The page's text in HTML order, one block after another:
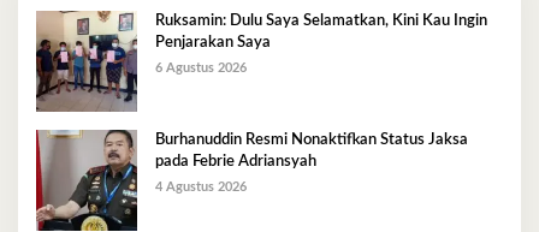
Ruksamin: Dulu Saya Selamatkan, Kini Kau Ingin
Penjarakan Saya
6 Agustus 2026
Burhanuddin Resmi Nonaktifkan Status Jaksa
pada Febrie Adriansyah
4 Agustus 2026